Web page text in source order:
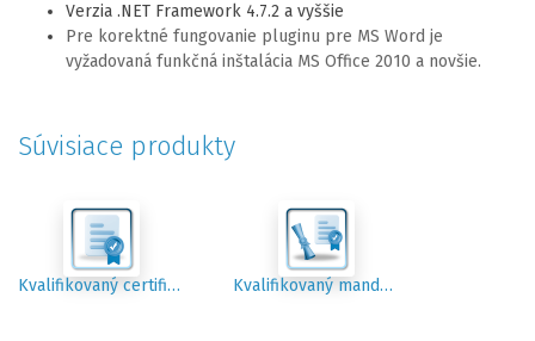
Verzia .NET Framework 4.7.2 a vyššie
Pre korektné fungovanie pluginu pre MS Word je
vyžadovaná funkčná inštalácia MS Office 2010 a novšie.
Súvisiace produkty
Kvalifikovaný certifikát pre elektronický podpis Kvalifikovaný mandátny certifikát